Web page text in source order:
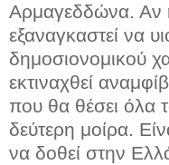
Αρμαγεδδώνα. Αν
εξαναγκαστεί να
δημοσιονομικού
εκτιναχθεί
που θα θέσει όλα
δεύτερη μοίρα.
να δοθεί στην